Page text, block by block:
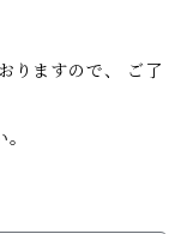
りますので、 ご了